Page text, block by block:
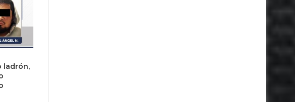
ladrón,